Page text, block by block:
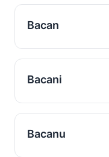
Bacan
Bacani
Bacanu